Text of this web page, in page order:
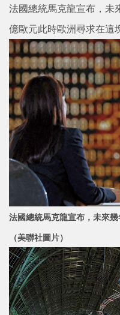
法國總統馬克龍宣布，未
億歐元此時歐洲尋求在這
法國總統馬克龍宣布，未來
（美聯社圖片）